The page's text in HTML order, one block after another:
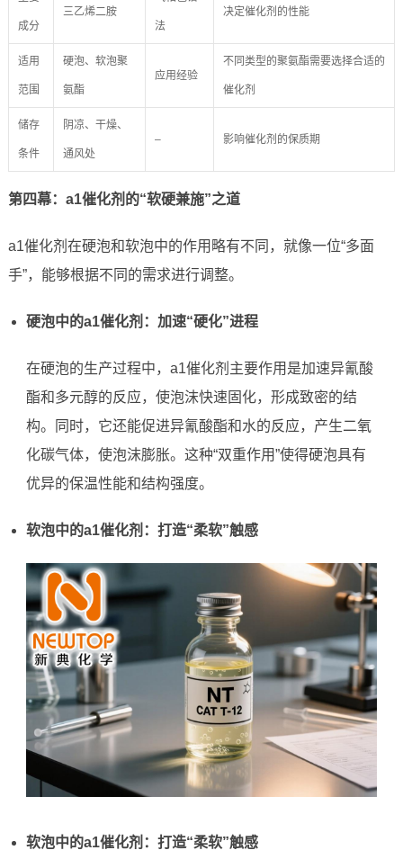
成分
三乙烯二胺
法
决定催化剂的性能
适用
范围
硬泡、软泡聚
氨酯
应用经验
不同类型的聚氨酯需要选择合适的
催化剂
储存
条件
阴凉、干燥、
通风处
– 影响催化剂的保质期
第四幕：a1催化剂的“软硬兼施”之道
a1催化剂在硬泡和软泡中的作用略有不同，就像一位“多面
手”，能够根据不同的需求进行调整。
硬泡中的a1催化剂：加速“硬化”进程
在硬泡的生产过程中，a1催化剂主要作用是加速异氰酸
酯和多元醇的反应，使泡沫快速固化，形成致密的结
构。同时，它还能促进异氰酸酯和水的反应，产生二氧
化碳气体，使泡沫膨胀。这种“双重作用”使得硬泡具有
优异的保温性能和结构强度。
软泡中的a1催化剂：打造“柔软”触感
软泡中的a1催化剂：打造“柔软”触感